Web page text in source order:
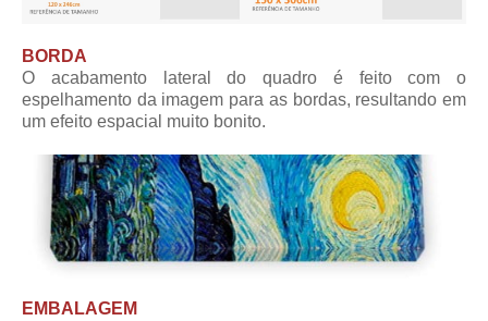
BORDA
O acabamento lateral do quadro é feito com o
espelhamento da imagem para as bordas, resultando em
um efeito espacial muito bonito.
EMBALAGEM